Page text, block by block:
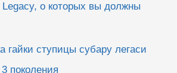
Legacy, о которых вы должны
гайки ступицы субару легаси
поколения